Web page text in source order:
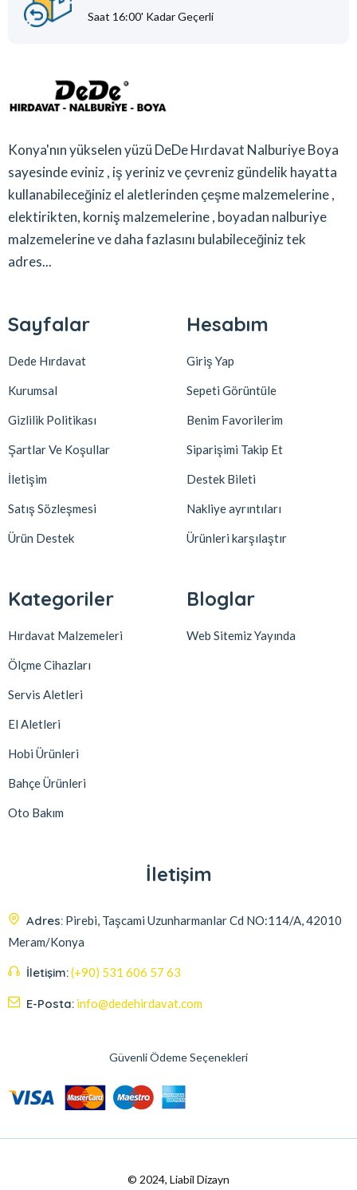
Saat 16:00' Kadar Geçerli
Konya'nın yükselen yüzü DeDe Hırdavat Nalburiye Boya
sayesinde eviniz , iş yeriniz ve çevreniz gündelik hayatta
kullanabileceğiniz el aletlerinden çeşme malzemelerine ,
elektirikten, korniş malzemelerine , boyadan nalburiye
malzemelerine ve daha fazlasını bulabileceğiniz tek
adres...
Sayfalar
Dede Hırdavat
Kurumsal
Gizlilik Politikası
Şartlar Ve Koşullar
İletişim
Satış Sözleşmesi
Ürün Destek
Hesabım
Giriş Yap
Sepeti Görüntüle
Benim Favorilerim
Siparişimi Takip Et
Destek Bileti
Nakliye ayrıntıları
Ürünleri karşılaştır
Kategoriler
Hırdavat Malzemeleri
Ölçme Cihazları
Servis Aletleri
El Aletleri
Hobi Ürünleri
Bahçe Ürünleri
Oto Bakım
Bloglar
Web Sitemiz Yayında
İletişim
Adres: Pirebi, Taşcami Uzunharmanlar Cd NO:114/A, 42010
Meram/Konya
İletişim:(+90) 531 606 57 63
E-Posta: info@dedehirdavat.com
Güvenli Ödeme Seçenekleri
© 2024, Liabil Dizayn